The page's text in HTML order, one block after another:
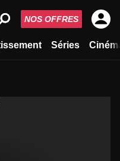
Séries
NOS OFFRES